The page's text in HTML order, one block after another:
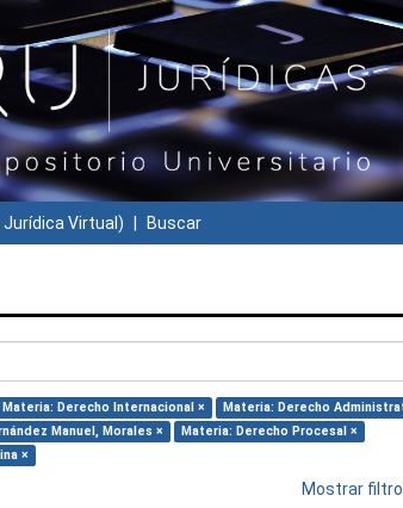
Virtual) Buscar
Materia: Derecho Internacional ×
Materia: Derecho
Manuel, Morales ×
Materia: Derecho Procesal ×
×
Mostrar